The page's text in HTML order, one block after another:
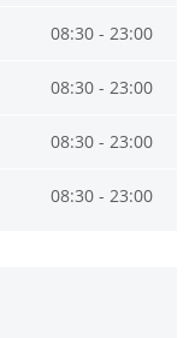
08:30 - 23:00
08:30 - 23:00
08:30 - 23:00
08:30 - 23:00